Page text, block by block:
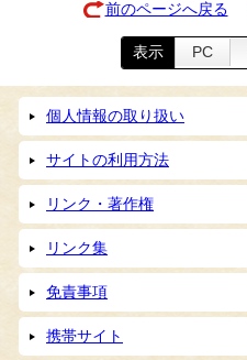
前のページへ戻る
表示 PC
個人情報の取り扱い
サイトの利用方法
リンク・著作権
リンク集
免責事項
携帯サイト